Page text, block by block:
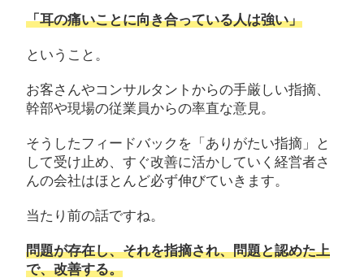
「耳の痛いことに向き合っている人は強い」
ということ。
お客さんやコンサルタントからの手厳しい指摘、
幹部や現場の従業員からの率直な意見。
そうしたフィードバックを「ありがたい指摘」と
して受け止め、すぐ改善に活かしていく経営者さ
んの会社はほとんど必ず伸びていきます。
当たり前の話ですね。
問題が存在し、それを指摘され、問題と認めた上
で、改善する。